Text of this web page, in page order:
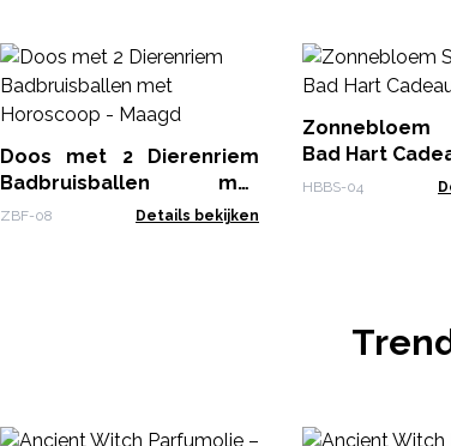
Doos met 2 Dierenriem
Badbruisballen met
Horoscoop - Maagd
ZBF-08 Details bekijken
Bad Hart
HBBS-04